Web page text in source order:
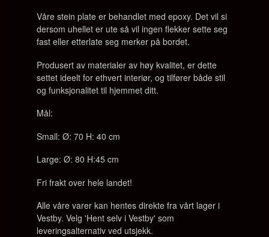
Våre stein plate er behandlet med epoxy. Det vil si
dersom uhellet er ute så vil ingen flekker sette seg
fast eller etterlate seg merker på bordet.
Produsert av materialer av høy kvalitet, er dette
settet ideelt for ethvert interiør, og tilfører både stil
og funksjonalitet til hjemmet ditt.
Mål:
Small: Ø: 70 H: 40 cm
Large: Ø: 80 H:45 cm
Fri frakt over hele landet!
Alle våre varer kan hentes direkte fra vårt lager i
Vestby. Velg 'Hent selv i Vestby' som
leveringsalternativ ved utsjekk.